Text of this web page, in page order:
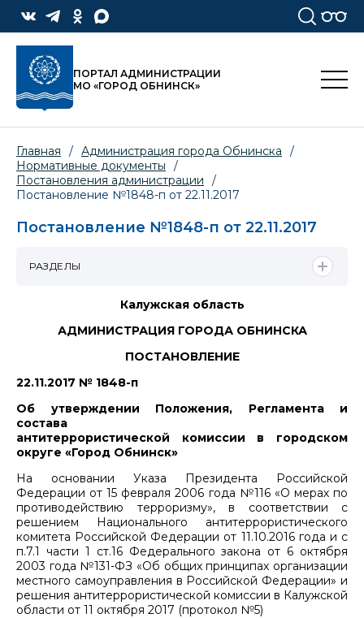
ПОРТАЛ АДМИНИСТРАЦИИ
МО «ГОРОД ОБНИНСК»
Главная / Администрация города Обнинска
/
Нормативные документы
/
Постановления администрации
/
Постановление №1848-п от 22.11.2017
Постановление №1848-п от 22.11.2017
Калужская область
АДМИНИСТРАЦИЯ ГОРОДА ОБНИНСКА
ПОСТАНОВЛЕНИЕ
22.11.2017 № 1848-п
Об утверждении Положения, Регламента и
состава
антитеррористической комиссии в городском
округе «Город Обнинск»
На основании Указа Президента Российской
Федерации от 15 февраля 2006 года №116 «О мерах по
противодействию терроризму», в соответствии с
решением Национального антитеррористического
комитета Российской Федерации от 11.10.2016 года и с
п.7.1 части 1 ст.16 Федерального закона от 6 октября
2003 года №131-ФЗ «Об общих принципах организации
местного самоуправления в Российской Федерации» и
решения антитеррористической комиссии в Калужской
области от 11 октября 2017 (протокол №5)
РАЗДЕЛЫ